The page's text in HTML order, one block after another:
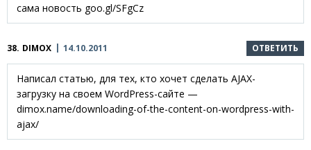
сама новость goo.gl/SFgCz
38. DIMOX 14.10.2011 ОТВЕТИТЬ
Написал статью, для тех, кто хочет сделать AJAX-
загрузку на своем WordPress-сайте —
dimox.name/downloading-of-the-content-on-wordpress-with-
ajax/